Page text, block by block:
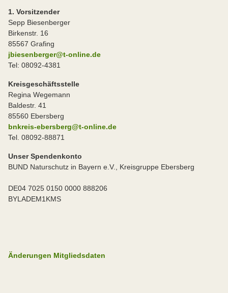
1. Vorsitzender
Sepp Biesenberger
Birkenstr. 16
85567 Grafing
jbiesenberger@t-online.de
Tel: 08092-4381
Kreisgeschäftsstelle
Regina Wegemann
Baldestr. 41
85560 Ebersberg
bnkreis-ebersberg@t-online.de
Tel. 08092-88871
Unser Spendenkonto
BUND Naturschutz in Bayern e.V., Kreisgruppe Ebersberg
DE04 7025 0150 0000 888206
BYLADEM1KMS
Änderungen Mitgliedsdaten